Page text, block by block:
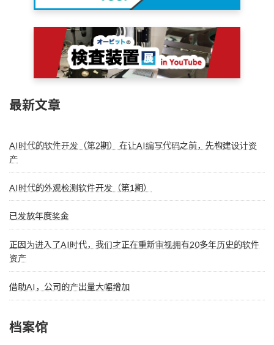
最新文章
AI时代的软件开发（第2期） 在让AI编写代码之前，先构建设计资
产
AI时代的外观检测软件开发（第1期）
已发放年度奖金
正因为进入了AI时代，我们才正在重新审视拥有20多年历史的软件
资产
借助AI，公司的产出量大幅增加
档案馆